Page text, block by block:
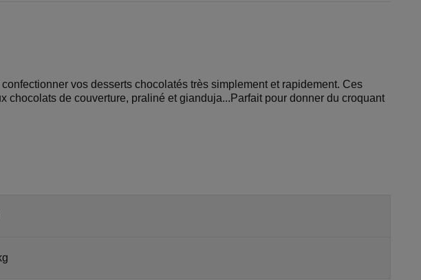
vos desserts chocolatés très simplement et rapidement. Ces
de couverture, praliné et gianduja...Parfait pour donner du croquant